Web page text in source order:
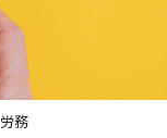
労務